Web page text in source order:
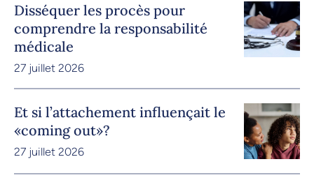
Disséquer les procès pour
comprendre la responsabilité
médicale
27 juillet 2026
Et si l’attachement influençait le
«coming out»?
27 juillet 2026